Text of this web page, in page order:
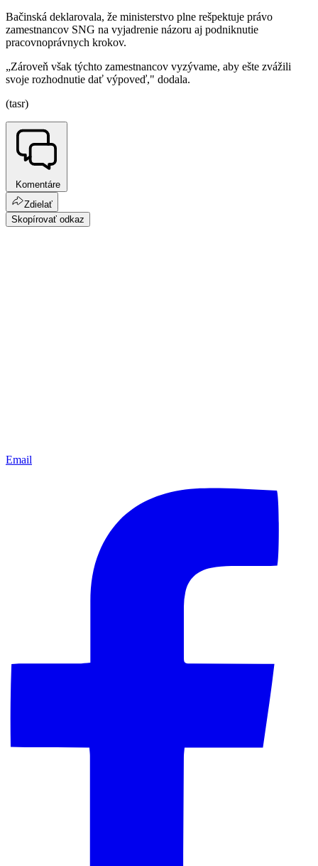
Bačinská deklarovala, že ministerstvo plne rešpektuje právo
zamestnancov SNG na vyjadrenie názoru aj podniknutie
pracovnoprávnych krokov.
„Zároveň však týchto zamestnancov vyzývame, aby ešte zvážili
svoje rozhodnutie dať výpoveď," dodala.
(tasr)
Komentáre
Zdielať
Skopírovať odkaz
Email